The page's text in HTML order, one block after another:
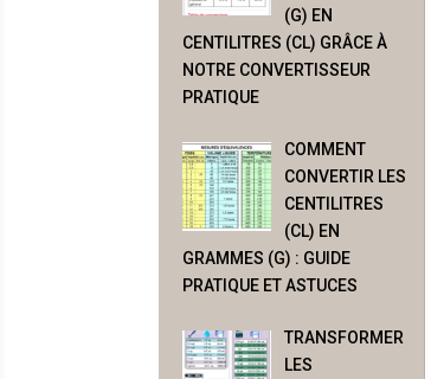
(G) EN
CENTILITRES (CL) GRÂCE À
NOTRE CONVERTISSEUR
PRATIQUE
COMMENT
CONVERTIR LES
CENTILITRES
(CL) EN
GRAMMES (G) : GUIDE
PRATIQUE ET ASTUCES
TRANSFORMER
LES